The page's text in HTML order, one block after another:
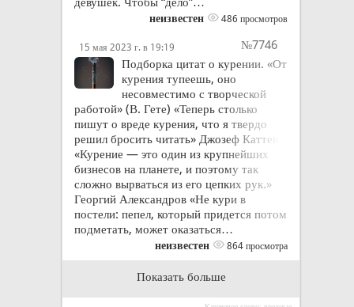
неизвестен 486 просмотров
15 мая 2023 г. в 19:19
№7746
Подборка цитат о курении. «От
курения тупеешь, оно
несовместимо с творческой
работой» (В. Гете) «Теперь столько
пишут о вреде курения, что я твердо
решил бросить читать» Джозеф Каттен
«Курение — это один из крупнейших
бизнесов на планете, и поэтому так
сложно вырваться из его цепких рук.»
Георгий Александров «Не кури в
постели: пепел, который придется потом
подметать, может оказаться…
неизвестен 864 просмотра
Показать больше